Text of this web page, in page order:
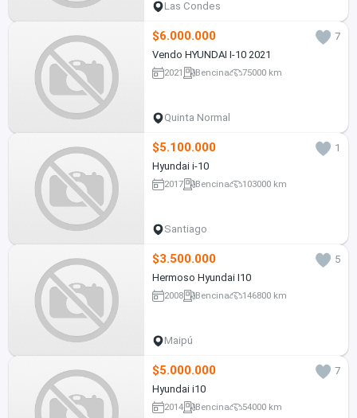
Las Condes
$6.000.000
7
Vendo HYUNDAI I-10 2021
2021 Bencina 75000 km
Quinta Normal
$5.100.000
1
Hyundai i-10
2017 Bencina 103000 km
Santiago
$3.500.000
5
Hermoso Hyundai I10
2008 Bencina 146800 km
Maipú
$5.000.000
7
Hyundai i10
2014 Bencina 54000 km